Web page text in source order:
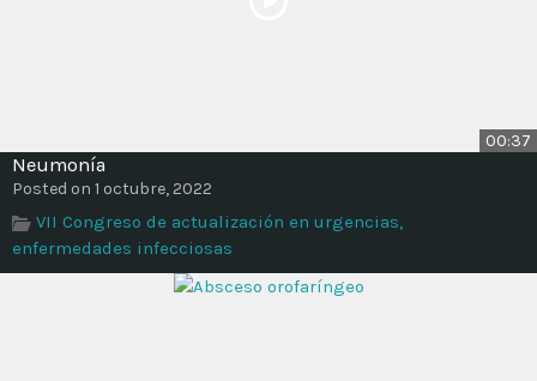
00:37
Neumonía
Posted on 1 octubre, 2022
VII Congreso de actualización en urgencias,
enfermedades infecciosas